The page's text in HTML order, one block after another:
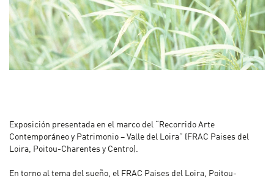
Exposición presentada en el marco del “Recorrido Arte
Contemporáneo y Patrimonio – Valle del Loira” (FRAC Paises del
Loira, Poitou-Charentes y Centro).
En torno al tema del sueño, el FRAC Paises del Loira, Poitou-